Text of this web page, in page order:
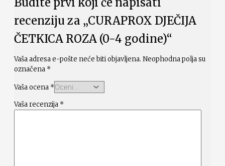
recenziju za „CURAPROX DJEČIJA
ČETKICA ROZA (0-4 godine)“
Vaša adresa e-pošte neće biti objavljena. Neophodna polja su
označena *
Vaša ocena *
Vaša recenzija *